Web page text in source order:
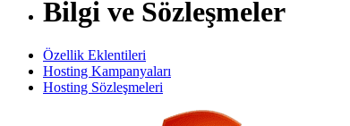
Bilgi ve Sözleşmeler
Özellik Eklentileri
Hosting Kampanyaları
Hosting Sözleşmeleri